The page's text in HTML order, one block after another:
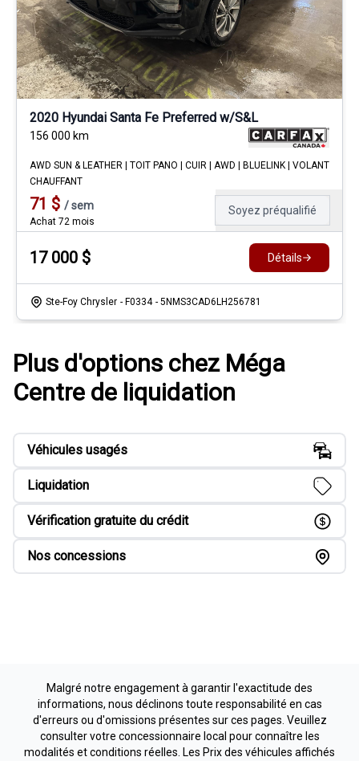
2020 Hyundai Santa Fe Preferred w/S&L
156 000 km
AWD SUN & LEATHER | TOIT PANO | CUIR | AWD | BLUELINK | VOLANT
CHAUFFANT
71 $ /sem
Achat 72 mois
Soyez préqualifié
17 000 $ Détails
Ste-Foy Chrysler - F0334 - 5NMS3CAD6LH256781
Plus d'options chez Méga
Centre de liquidation
Véhicules usagés
Liquidation
Vérification gratuite du crédit
Nos concessions
Malgré notre engagement à garantir l'exactitude des
informations, nous déclinons toute responsabilité en cas
d'erreurs ou d'omissions présentes sur ces pages. Veuillez
consulter votre concessionnaire local pour connaître les
modalités et conditions réelles. Les Prix des véhicules affichés